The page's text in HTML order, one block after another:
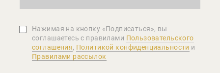
Нажимая на кнопку «Подписаться», вы
соглашаетеcь с правилами Пользовательского
соглашения, Политикой конфиденциальности и
Правилами рассылок